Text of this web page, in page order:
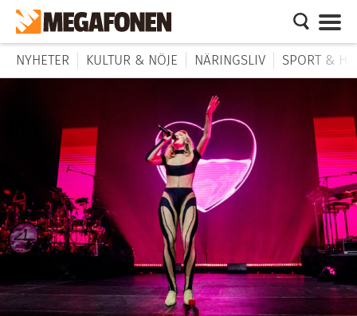
NYHETER KULTUR & NÖJE NÄRINGSLIV SPORT &